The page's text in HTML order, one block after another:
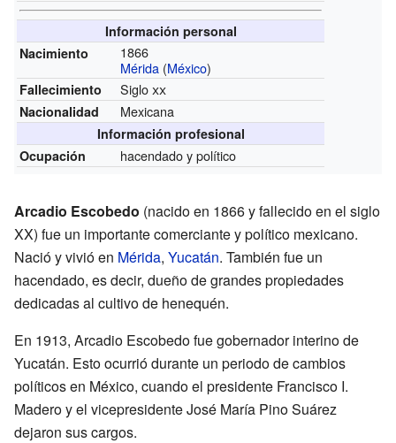
Información personal
Nacimiento
1866
Mérida (México)
Fallecimiento Sigloxx
Nacionalidad Mexicana
Información profesional
Ocupación
hacendado y político
Arcadio Escobedo (nacido en 1866 y fallecido en el siglo
XX) fue un importante comerciante y político mexicano.
Nació y vivió en Mérida, Yucatán. También fue un
hacendado, es decir, dueño de grandes propiedades
dedicadas al cultivo de henequén.
En 1913, Arcadio Escobedo fue gobernador interino de
Yucatán. Esto ocurrió durante un periodo de cambios
políticos en México, cuando el presidente Francisco I.
Madero y el vicepresidente José María Pino Suárez
dejaron sus cargos.